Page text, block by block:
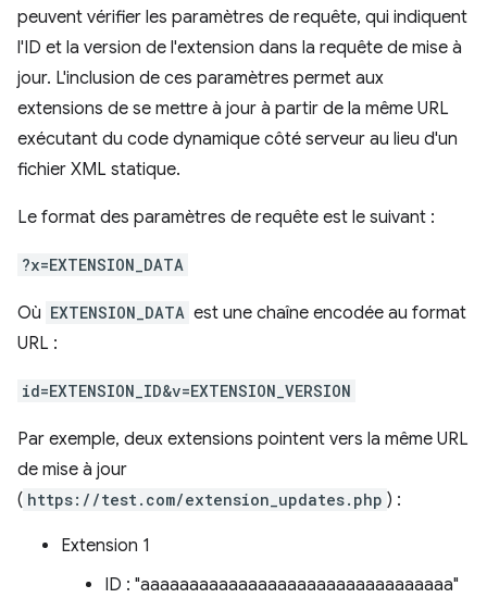
peuvent vérifier les paramètres de requête, qui indiquent
l'ID et la version de l'extension dans la requête de mise à
jour. L'inclusion de ces paramètres permet aux
extensions de se mettre à jour à partir de la même URL
exécutant du code dynamique côté serveur au lieu d'un
fichier XML statique.
Le format des paramètres de requête est le suivant :
?x=EXTENSION_DATA
Où EXTENSION_DATA est une chaîne encodée au format
URL :
id=EXTENSION_ID&v=EXTENSION_VERSION
Par exemple, deux extensions pointent vers la même URL
de mise à jour
( https://test.com/extension_updates.php ) :
Extension 1
ID : "aaaaaaaaaaaaaaaaaaaaaaaaaaaaaaaa"